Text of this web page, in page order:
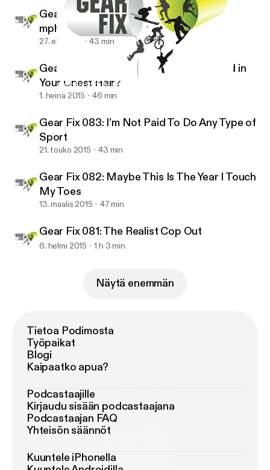
Gear Fix 082: Maybe This Is The Year I Touch My Toes
Gear Fix
Gear Fix 085: Do You Think I Can Run 20
mph?
27. elo 2015 43 min
Gear Fix 084: Is the Mic Rubbing Around in
Your Chest Hair?
1. heinä 2015 46 min
Gear Fix 083: I’m Not Paid To Do Any Type of
Sport
21. touko 2015 43 min
Gear Fix 082: Maybe This Is The Year I Touch
My Toes
13. maalis 2015 47 min
Gear Fix 081: The Realist Cop Out
6. helmi 2015 1 h 3 min
Näytä enemmän
Tietoa Podimosta
Työpaikat
Blogi
Kaipaatko apua?
Podcastaajille
Kirjaudu sisään podcastaajana
Podcastaajan FAQ
Yhteisön säännöt
Kuuntele iPhonella